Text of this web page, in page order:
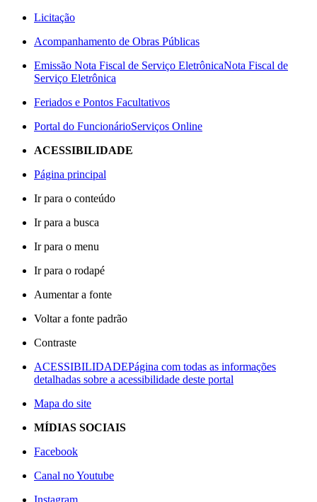
Licitação
Acompanhamento de Obras Públicas
Emissão Nota Fiscal de Serviço EletrônicaNota Fiscal de
Serviço Eletrônica
Feriados e Pontos Facultativos
Portal do FuncionárioServiços Online
ACESSIBILIDADE
Página principal
Ir para o conteúdo
Ir para a busca
Ir para o menu
Ir para o rodapé
Aumentar a fonte
Voltar a fonte padrão
Contraste
ACESSIBILIDADEPágina com todas as informações
detalhadas sobre a acessibilidade deste portal
Mapa do site
MÍDIAS SOCIAIS
Facebook
Canal no Youtube
Instagram